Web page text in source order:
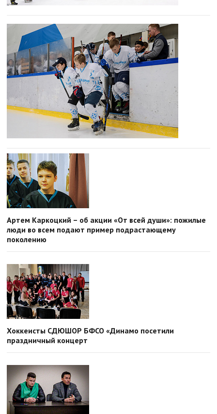
Артем Каркоцкий – об акции «От всей души»: пожилые
люди во всем подают пример подрастающему
поколению
Хоккеисты СДЮШОР БФСО «Динамо посетили
праздничный концерт